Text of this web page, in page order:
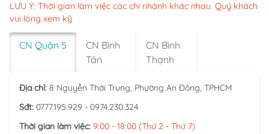
LƯU Ý: Thời gian làm việc các chi nhánh khác nhau. Quý khách
vui lòng xem kỹ
CN Quận 5
CN Bình
Tân
CN Bình
Thạnh
Địa chỉ: 8 Nguyễn Thời Trung, Phường An Đông, TPHCM
Sđt: 0777.195.929 - 0974.230.324
Thời gian làm việc: 9:00 - 18:00 (Thứ 2 - Thứ 7)